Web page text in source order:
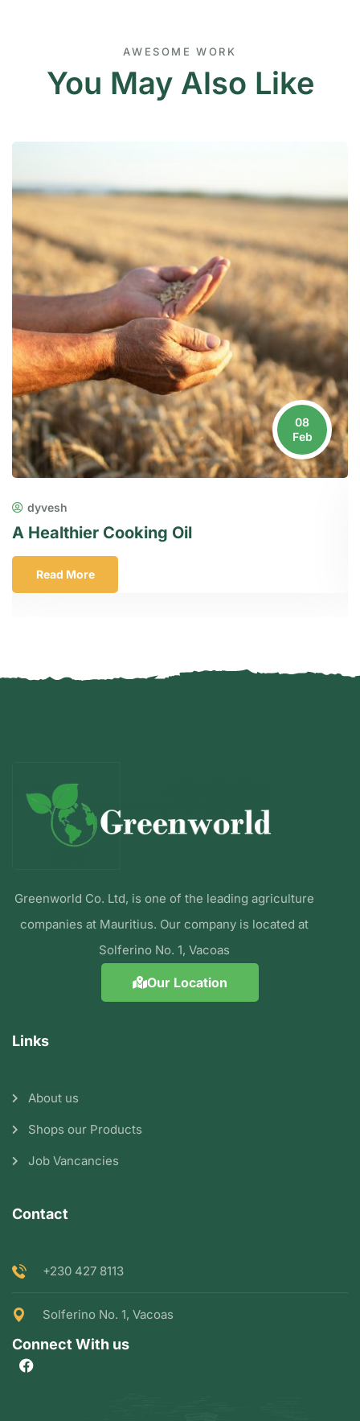
AWESOME WORK
You May Also Like
08
Feb
dyvesh
A Healthier Cooking Oil
Read More
Greenworld Co. Ltd, is one of the leading agriculture
companies at Mauritius. Our company is located at
Solferino No. 1, Vacoas
Our Location
Links
About us
Shops our Products
Job Vancancies
Contact
+230 427 8113
Solferino No. 1, Vacoas
Connect With us